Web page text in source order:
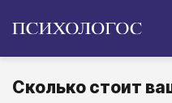
Сколько стоит